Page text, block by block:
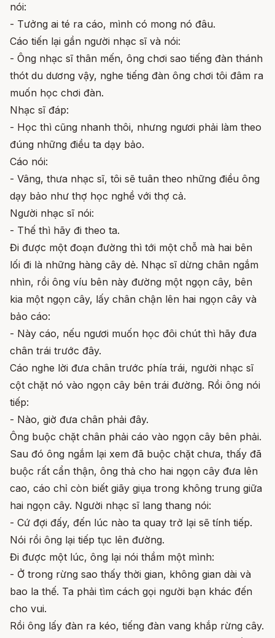
nói:
- Tưởng ai té ra cáo, mình có mong nó đâu.
Cáo tiến lại gần người nhạc sĩ và nói:
- Ông nhạc sĩ thân mến, ông chơi sao tiếng đàn thánh
thót du dương vậy, nghe tiếng đàn ông chơi tôi đâm ra
muốn học chơi đàn.
Nhạc sĩ đáp:
- Học thì cũng nhanh thôi, nhưng ngươi phải làm theo
đúng những điều ta dạy bảo.
Cáo nói:
- Vâng, thưa nhạc sĩ, tôi sẽ tuân theo những điều ông
dạy bảo như thợ học nghề với thợ cả.
Người nhạc sĩ nói:
- Thế thì hãy đi theo ta.
Đi được một đoạn đường thì tới một chỗ mà hai bên
lối đi là những hàng cây dẻ. Nhạc sĩ dừng chân ngắm
nhìn, rồi ông víu bên này đường một ngọn cây, bên
kia một ngọn cây, lấy chân chận lên hai ngọn cây và
bảo cáo:
- Này cáo, nếu ngươi muốn học đôi chút thì hãy đưa
chân trái trước đây.
Cáo nghe lời đưa chân trước phía trái, người nhạc sĩ
cột chặt nó vào ngọn cây bên trái đường. Rồi ông nói
tiếp:
- Nào, giờ đưa chân phải đây.
Ông buộc chặt chân phải cáo vào ngọn cây bên phải.
Sau đó ông ngắm lại xem đã buộc chặt chưa, thấy đã
buộc rất cẩn thận, ông thả cho hai ngọn cây đưa lên
cao, cáo chỉ còn biết giãy giụa trong không trung giữa
hai ngọn cây. Người nhạc sĩ lang thang nói:
- Cứ đợi đấy, đến lúc nào ta quay trở lại sẽ tính tiếp.
Nói rồi ông lại tiếp tục lên đường.
Đi được một lúc, ông lại nói thầm một mình:
- Ở trong rừng sao thấy thời gian, không gian dài và
bao la thế. Ta phải tìm cách gọi người bạn khác đến
cho vui.
Rồi ông lấy đàn ra kéo, tiếng đàn vang khắp rừng cây.